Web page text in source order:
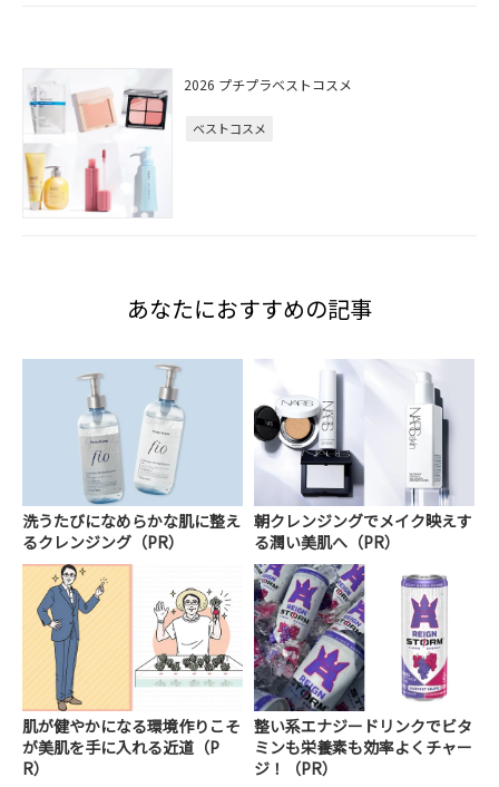
2026 プチプラベストコスメ
ベストコスメ
あなたにおすすめの記事
洗うたびになめらかな肌に整え
るクレンジング（PR）
朝クレンジングでメイク映えす
る潤い美肌へ（PR）
肌が健やかになる環境作りこそ
が美肌を手に入れる近道（P
R）
整い系エナジードリンクでビタ
ミンも栄養素も効率よくチャー
ジ！（PR）